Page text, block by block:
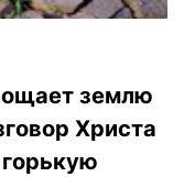
землю
Христа